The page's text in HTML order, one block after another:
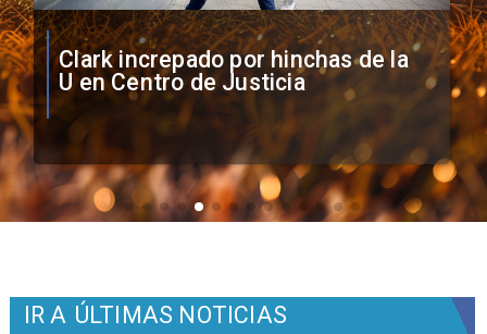
Vozinha firma contrato con Colo
Colo como nuevo arquero
IR A ÚLTIMAS NOTICIAS